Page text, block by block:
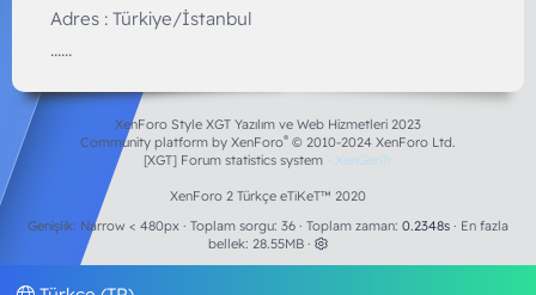
Adres : Türkiye/İstanbul
......
XenForo Style XGT Yazılım ve Web Hizmetleri 2023
Community platform by XenForo® © 2010-2024 XenForo Ltd.
[XGT] Forum statistics system
- XenGenTr
XenForo 2 Türkçe eTiKeT™ 2020
Genişlik
Toplam sorgu 36 Toplam zaman 0.2348s
En fazla
bellek 28.55MB